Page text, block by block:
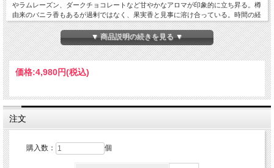
やラムレーズン、ダークチョコレートなど甘やかなアロマが印象的に立ち昇る。樽
由来のバニラ香もあるが過剰ではなく、果実香と見事に溶け合っている。時間の経
過と共になめし革や湿った土、野性味のある複雑なニュアンスが表れ、リコリス、
シナモン、タイムやローズマリーといったハーブ・スパイスも加わり、香りの奥行
きはさらに増してゆく。口に含むとフルボディで骨格のしっかりした力強い味わい
が広がり、タンニンは豊富ながら熟成によって液体に溶け込んでおり、舌触りはな
がる。ボリューム感のあるお肉料理と好相性。
・ヴィンテージ…2016年
・容量…750ml
▼ 商品説明の続きを見る ▼
価格:4,980円(税込)
注文
購入数： 個